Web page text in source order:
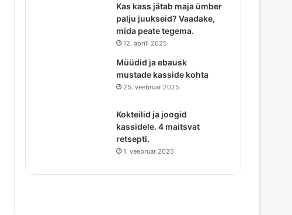
Kas kass jätab maja ümber
palju juukseid? Vaadake,
mida peate tegema.
12. aprill 2025
Müüdid ja ebausk
mustade kasside kohta
25. veebruar 2025
Kokteilid ja joogid
kassidele. 4 maitsvat
retsepti.
1. veebruar 2025